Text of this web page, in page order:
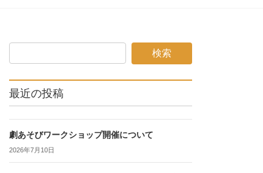
最近の投稿
劇あそびワークショップ開催について
2026年7月10日